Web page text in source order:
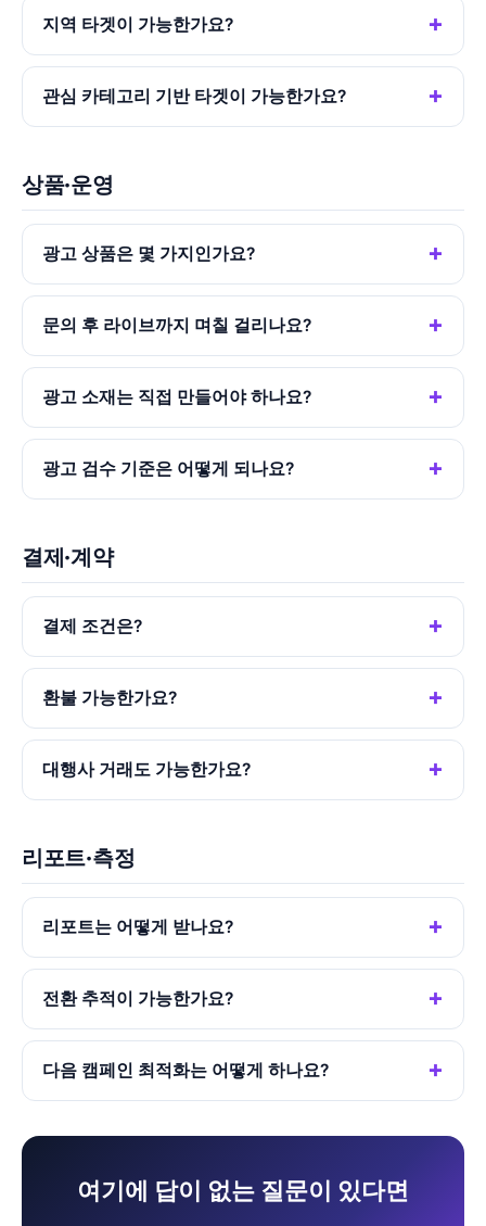
지역 타겟이 가능한가요?
관심 카테고리 기반 타겟이 가능한가요?
상품·운영
광고 상품은 몇 가지인가요?
문의 후 라이브까지 며칠 걸리나요?
광고 소재는 직접 만들어야 하나요?
광고 검수 기준은 어떻게 되나요?
결제·계약
결제 조건은?
환불 가능한가요?
대행사 거래도 가능한가요?
리포트·측정
리포트는 어떻게 받나요?
전환 추적이 가능한가요?
다음 캠페인 최적화는 어떻게 하나요?
여기에 답이 없는 질문이 있다면